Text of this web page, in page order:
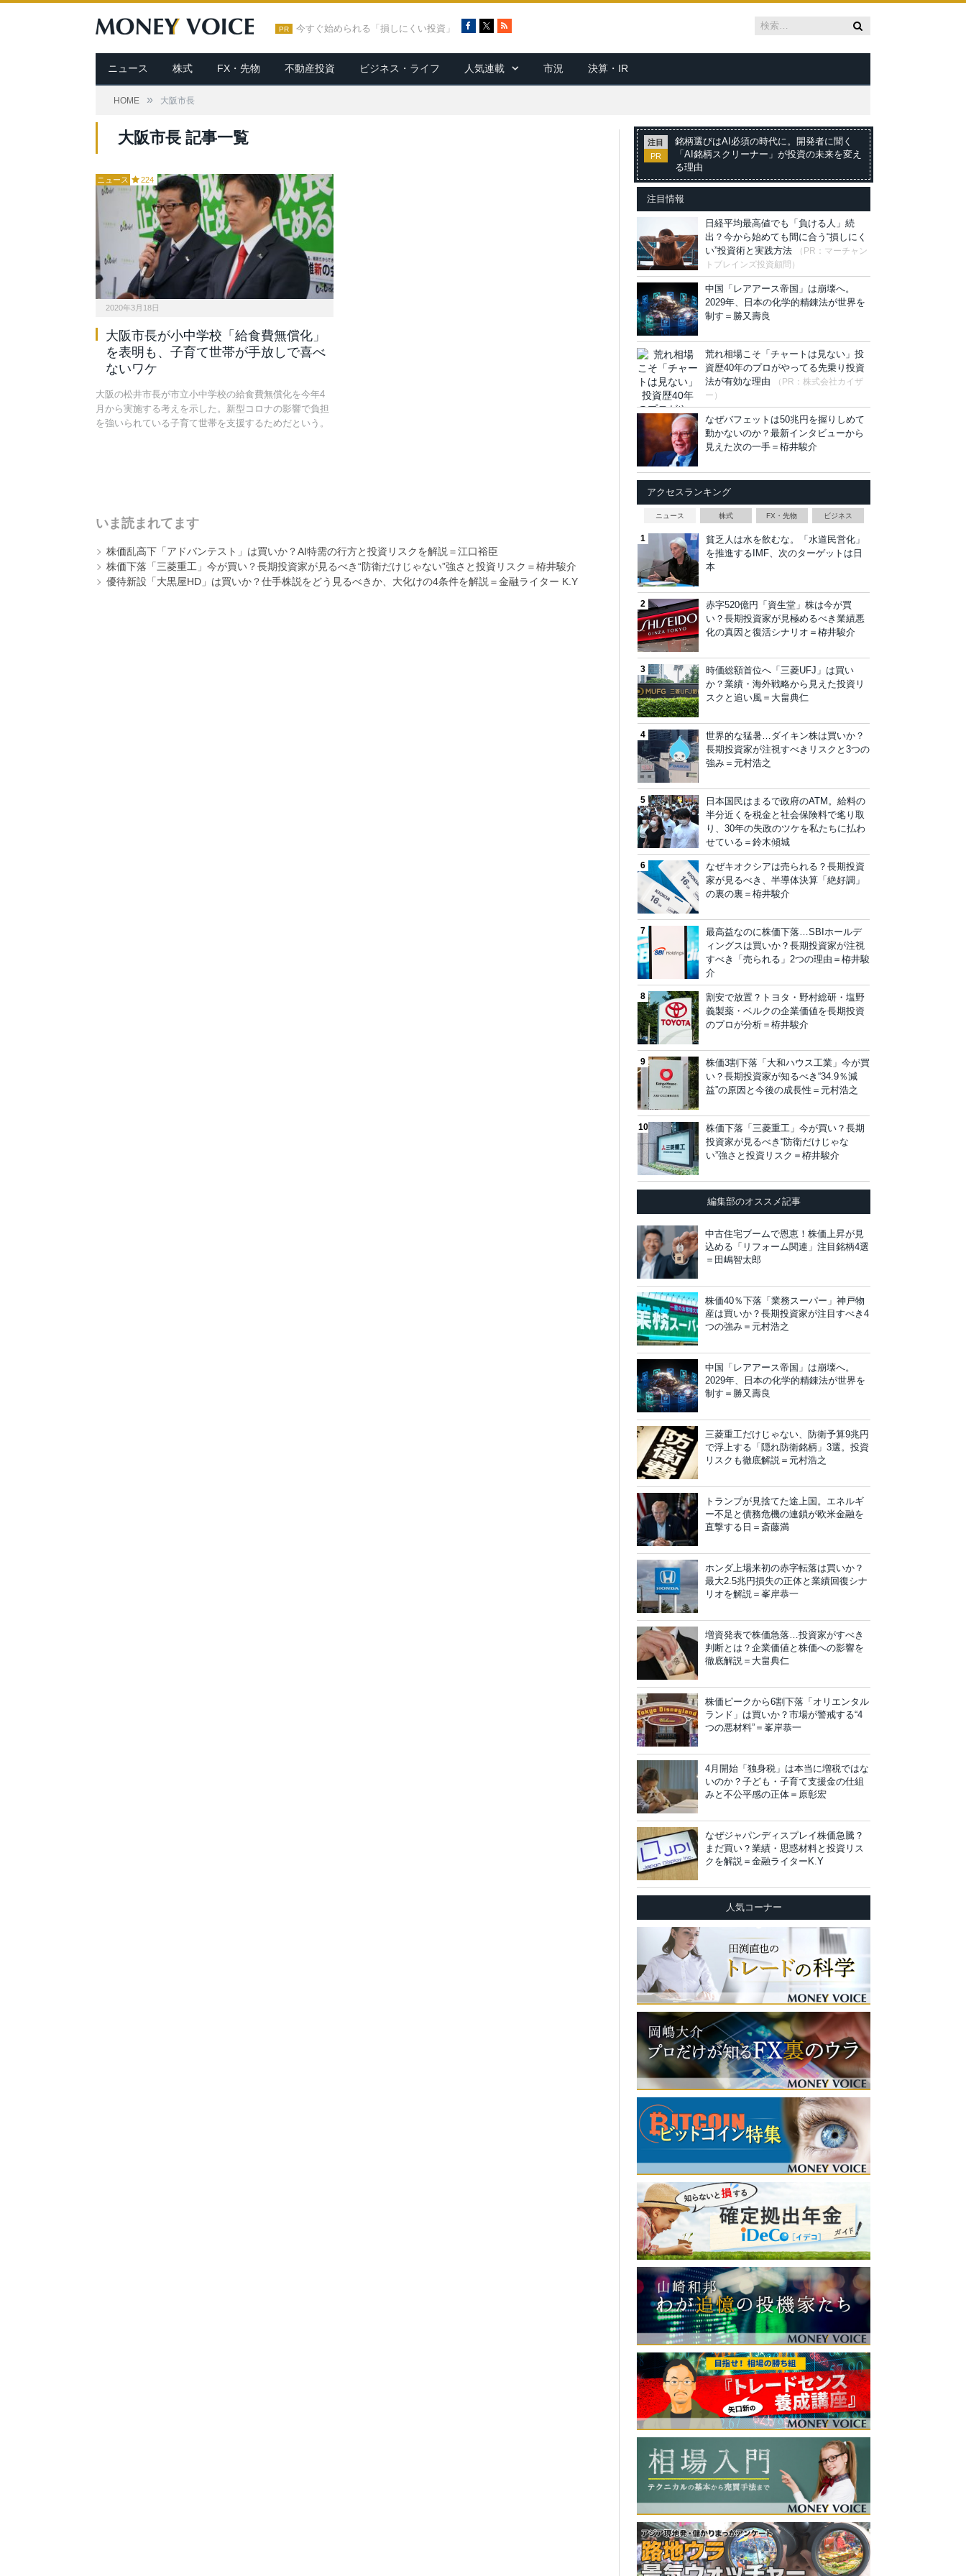
PR 今すぐ始められる「損しにくい投資」
c
e
b
R
S
ニュース 株式 FX・先物 不動産投資 ビジネス・ライフ 人気連載 市況 決算・IR
HOME » 大阪市長
大阪市長 記事一覧
ニュース 224
2020年3月18日
大阪市長が小中学校「給食費無償化」
を表明も、子育て世帯が手放しで喜べ
ないワケ
大阪の松井市長が市立小中学校の給食費無償化を今年4
月から実施する考えを示した。新型コロナの影響で負担
を強いられている子育て世帯を支援するためだという。
いま読まれてます
株価乱高下「アドバンテスト」は買いか？AI特需の行方と投資リスクを解説＝江口裕臣
株価下落「三菱重工」今が買い？長期投資家が見るべき“防衛だけじゃない”強さと投資リスク＝栫井駿介
優待新設「大黒屋HD」は買いか？仕手株説をどう見るべきか、大化けの4条件を解説＝金融ライター K.Y
注目
PR
銘柄選びはAI必須の時代に。開発者に聞く
「AI銘柄スクリーナー」が投資の未来を変え
る理由
注目情報
日経平均最高値でも「負ける人」続
出？今から始めても間に合う“損しにく
い”投資術と実践方法
（PR：マーチャン
トブレインズ投資顧問）
中国「レアアース帝国」は崩壊へ。
2029年、日本の化学的精錬法が世界を
制す＝勝又壽良
荒れ相場こそ「チャートは見ない」投
資歴40年のプロがやってる先乗り投資
法が有効な理由
（PR：株式会社カイザ
ー）
なぜバフェットは50兆円を握りしめて
動かないのか？最新インタビューから
見えた次の一手＝栫井駿介
アクセスランキング
ニュース 株式 FX・先物 ビジネス
貧乏人は水を飲むな。「水道民営化」
を推進するIMF、次のターゲットは日
本
赤字520億円「資生堂」株は今が買
い？長期投資家が見極めるべき業績悪
化の真因と復活シナリオ＝栫井駿介
時価総額首位へ「三菱UFJ」は買い
か？業績・海外戦略から見えた投資リ
スクと追い風＝大畠典仁
世界的な猛暑…ダイキン株は買いか？
長期投資家が注視すべきリスクと3つの
強み＝元村浩之
日本国民はまるで政府のATM。給料の
半分近くを税金と社会保険料で毟り取
り、30年の失政のツケを私たちに払わ
せている＝鈴木傾城
なぜキオクシアは売られる？長期投資
家が見るべき、半導体決算「絶好調」
の裏の裏＝栫井駿介
最高益なのに株価下落…SBIホールデ
ィングスは買いか？長期投資家が注視
すべき「売られる」2つの理由＝栫井駿
介
割安で放置？トヨタ・野村総研・塩野
義製薬・ベルクの企業価値を長期投資
のプロが分析＝栫井駿介
株価3割下落「大和ハウス工業」今が買
い？長期投資家が知るべき“34.9％減
益”の原因と今後の成長性＝元村浩之
株価下落「三菱重工」今が買い？長期
投資家が見るべき“防衛だけじゃな
い”強さと投資リスク＝栫井駿介
編集部のオススメ記事
中古住宅ブームで恩恵！株価上昇が見
込める「リフォーム関連」注目銘柄4選
＝田嶋智太郎
株価40％下落「業務スーパー」神戸物
産は買いか？長期投資家が注目すべき4
つの強み＝元村浩之
中国「レアアース帝国」は崩壊へ。
2029年、日本の化学的精錬法が世界を
制す＝勝又壽良
三菱重工だけじゃない、防衛予算9兆円
で浮上する「隠れ防衛銘柄」3選。投資
リスクも徹底解説＝元村浩之
トランプが見捨てた途上国。エネルギ
ー不足と債務危機の連鎖が欧米金融を
直撃する日＝斎藤満
ホンダ上場来初の赤字転落は買いか？
最大2.5兆円損失の正体と業績回復シナ
リオを解説＝峯岸恭一
増資発表で株価急落…投資家がすべき
判断とは？企業価値と株価への影響を
徹底解説＝大畠典仁
株価ピークから6割下落「オリエンタル
ランド」は買いか？市場が警戒する“4
つの悪材料”＝峯岸恭一
4月開始「独身税」は本当に増税ではな
いのか？子ども・子育て支援金の仕組
みと不公平感の正体＝原彰宏
なぜジャパンディスプレイ株価急騰？
まだ買い？業績・思惑材料と投資リス
クを解説＝金融ライターK.Y
人気コーナー